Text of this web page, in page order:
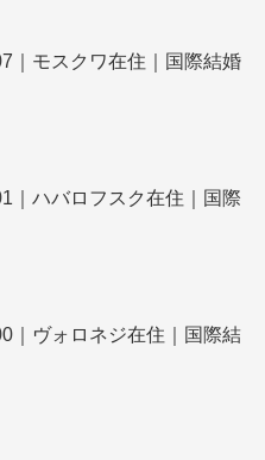
｜モスクワ在住｜国際結婚
｜ハバロフスク在住｜国際
｜ヴォロネジ在住｜国際結